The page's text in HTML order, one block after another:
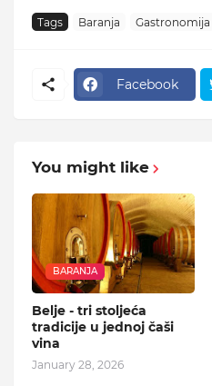
Tags Baranja Gastronomija
Facebook
You might like
BARANJA
Belje - tri stoljeća
tradicije u jednoj čaši
vina
January 28, 2026